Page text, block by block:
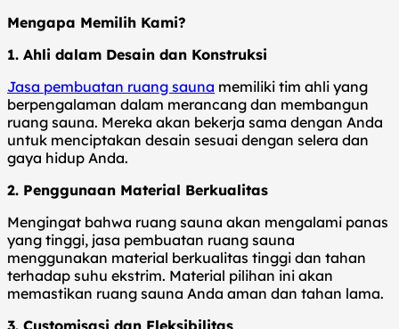
Mengapa Memilih Kami?
1. Ahli dalam Desain dan Konstruksi
Jasa pembuatan ruang sauna memiliki tim ahli yang
berpengalaman dalam merancang dan membangun
ruang sauna. Mereka akan bekerja sama dengan Anda
untuk menciptakan desain sesuai dengan selera dan
gaya hidup Anda.
2. Penggunaan Material Berkualitas
Mengingat bahwa ruang sauna akan mengalami panas
yang tinggi, jasa pembuatan ruang sauna
menggunakan material berkualitas tinggi dan tahan
terhadap suhu ekstrim. Material pilihan ini akan
memastikan ruang sauna Anda aman dan tahan lama.
3. Customisasi dan Fleksibilitas